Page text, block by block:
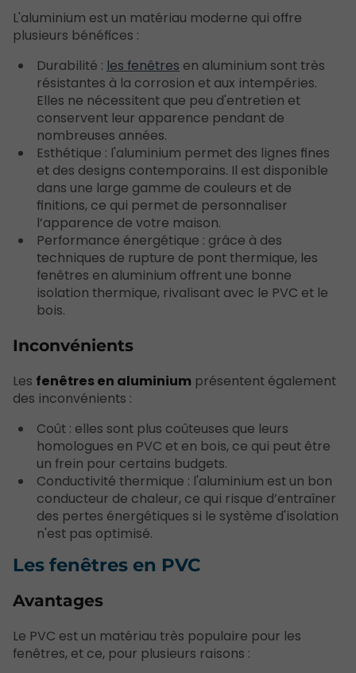
L'aluminium est un matériau moderne qui offre
plusieurs bénéfices :
Durabilité : les fenêtres en aluminium sont très
résistantes à la corrosion et aux intempéries.
Elles ne nécessitent que peu d'entretien et
conservent leur apparence pendant de
nombreuses années.
Esthétique : l'aluminium permet des lignes fines
et des designs contemporains. Il est disponible
dans une large gamme de couleurs et de
finitions, ce qui permet de personnaliser
l’apparence de votre maison.
Performance énergétique : grâce à des
techniques de rupture de pont thermique, les
fenêtres en aluminium offrent une bonne
isolation thermique, rivalisant avec le PVC et le
bois.
Inconvénients
Les fenêtres en aluminium présentent également
des inconvénients :
Coût : elles sont plus coûteuses que leurs
homologues en PVC et en bois, ce qui peut être
un frein pour certains budgets.
Conductivité thermique : l'aluminium est un bon
conducteur de chaleur, ce qui risque d’entraîner
des pertes énergétiques si le système d'isolation
n'est pas optimisé.
Les fenêtres en PVC
Avantages
Le PVC est un matériau très populaire pour les
fenêtres, et ce, pour plusieurs raisons :